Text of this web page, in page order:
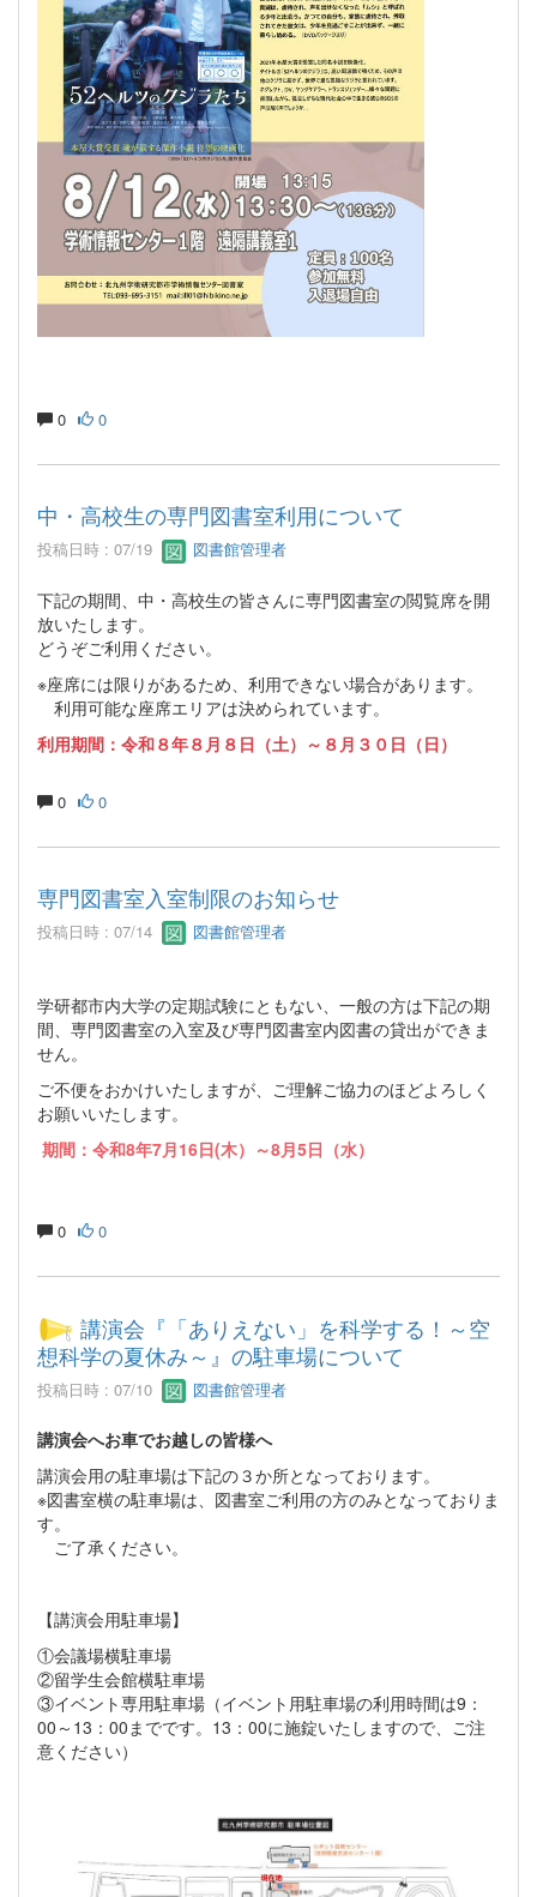
0 0
中・高校生の専門図書室利用について
投稿日時 : 07/19 図書館管理者
下記の期間、中・高校生の皆さんに専門図書室の閲覧席を開
放いたします。
どうぞご利用ください。
※座席には限りがあるため、利用できない場合があります。
利用可能な座席エリアは決められています。
利用期間：令和８年８月８日（土）～８月３０日（日）
0 0
専門図書室入室制限のお知らせ
投稿日時 : 07/14 図書館管理者
学研都市内大学の定期試験にともない、一般の方は下記の期
間、専門図書室の入室及び専門図書室内図書の貸出ができま
せん。
ご不便をおかけいたしますが、ご理解ご協力のほどよろしく
お願いいたします。
期間：令和8年7月16日(木）～8月5日（水）
0 0
講演会『「ありえない」を科学する！～空
想科学の夏休み～』の駐車場について
投稿日時 : 07/10 図書館管理者
講演会へお車でお越しの皆様へ
講演会用の駐車場は下記の３か所となっております。
※図書室横の駐車場は、図書室ご利用の方のみとなっておりま
す。
ご了承ください。
【講演会用駐車場】
①会議場横駐車場
②留学生会館横駐車場
③イベント専用駐車場（イベント用駐車場の利用時間は9：
00～13：00までです。13：00に施錠いたしますので、ご注
意ください）